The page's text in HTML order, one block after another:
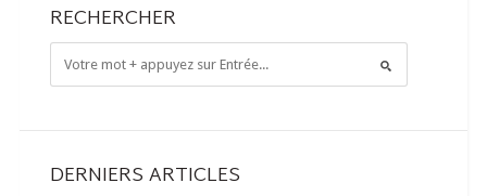
RECHERCHER
DERNIERS ARTICLES